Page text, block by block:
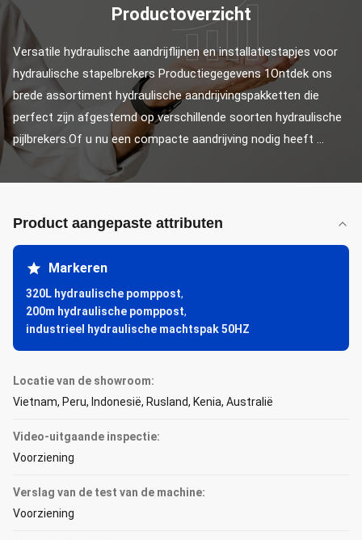
Productoverzicht
Versatile hydraulische aandrijflijnen en installatiestapjes voor
hydraulische stapelbrekers Productiegegevens 1Ontdek ons
brede assortiment hydraulische aandrijvingspakketten die
perfect zijn afgestemd op verschillende soorten hydraulische
pijlbrekers.Of u nu een compacte aandrijving nodig heeft ...
Product aangepaste attributen
Markeren
320L hydraulische pomppost,
200m hydraulische pomppost,
industrieel hydraulische machtspak 50HZ
Locatie van de showroom:
Vietnam, Peru, Indonesië, Rusland, Kenia, Australië
Video-uitgaande inspectie:
Voorziening
Verslag van de test van de machine:
Voorziening